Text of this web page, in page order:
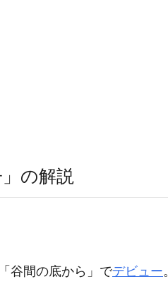
の解説
谷間の底から」でデビュー